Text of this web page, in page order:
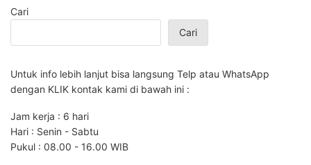
Cari
Cari
Untuk info lebih lanjut bisa langsung Telp atau WhatsApp
dengan KLIK kontak kami di bawah ini :
Jam kerja : 6 hari
Hari : Senin - Sabtu
Pukul : 08.00 - 16.00 WIB